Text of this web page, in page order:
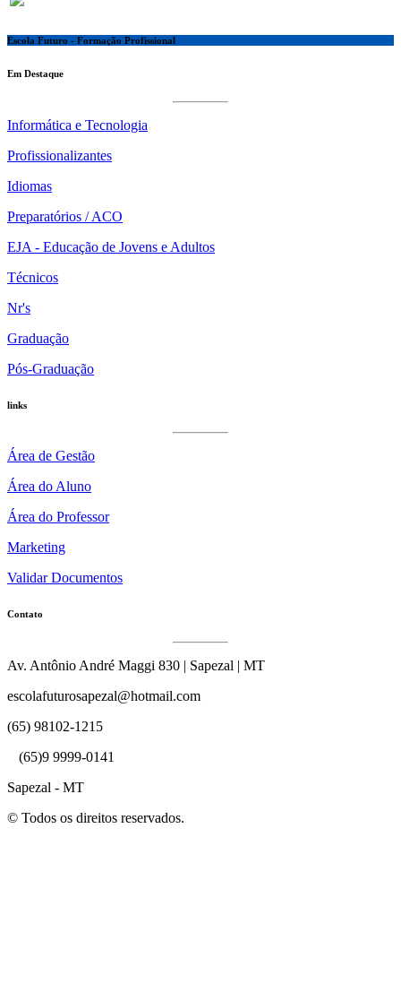
Escola Futuro - Formação Profissional
Em Destaque
Informática e Tecnologia
Profissionalizantes
Idiomas
Preparatórios / ACO
EJA - Educação de Jovens e Adultos
Técnicos
Nr's
Graduação
Pós-Graduação
links
Área de Gestão
Área do Aluno
Área do Professor
Marketing
Validar Documentos
Contato
Av. Antônio André Maggi 830 | Sapezal | MT
escolafuturosapezal@hotmail.com
(65) 98102-1215
(65)9 9999-0141
Sapezal - MT
© Todos os direitos reservados.